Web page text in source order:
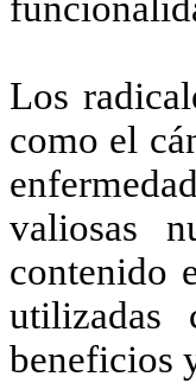
Los
como el
valiosas
contenido
utilizadas
beneficios